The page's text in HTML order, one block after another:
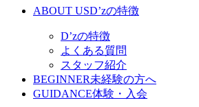
ABOUT USD’zの特徴
D’zの特徴
よくある質問
スタッフ紹介
BEGINNER未経験の方へ
GUIDANCE体験・入会